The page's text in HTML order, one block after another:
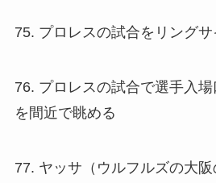
75. プロレスの試合をリング
76. プロレスの試合で選手入
を間近で眺める
77. ヤッサ（ウルフルズの大阪